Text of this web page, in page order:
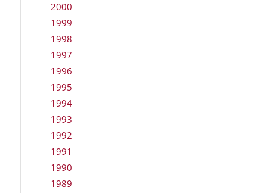
2000
1999
1998
1997
1996
1995
1994
1993
1992
1991
1990
1989